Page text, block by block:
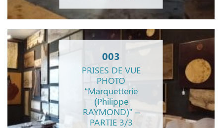
003
PRISES DE VUE
PHOTO
“Marquetterie
(Philippe
RAYMOND)” –
PARTIE 3/3